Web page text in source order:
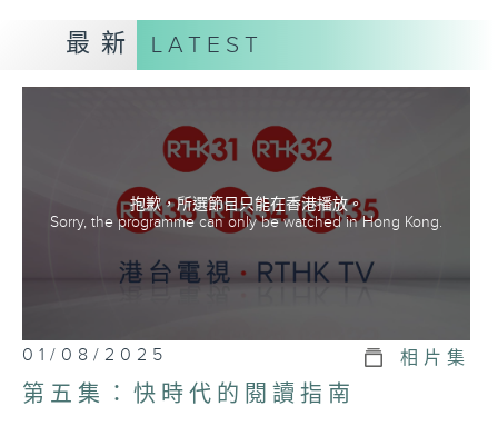
最新 LATEST
抱歉，所選節目只能在香港播放。
Sorry, the programme can only be watched in Hong Kong.
01/08/2025 相片集
第五集：快時代的閱讀指南